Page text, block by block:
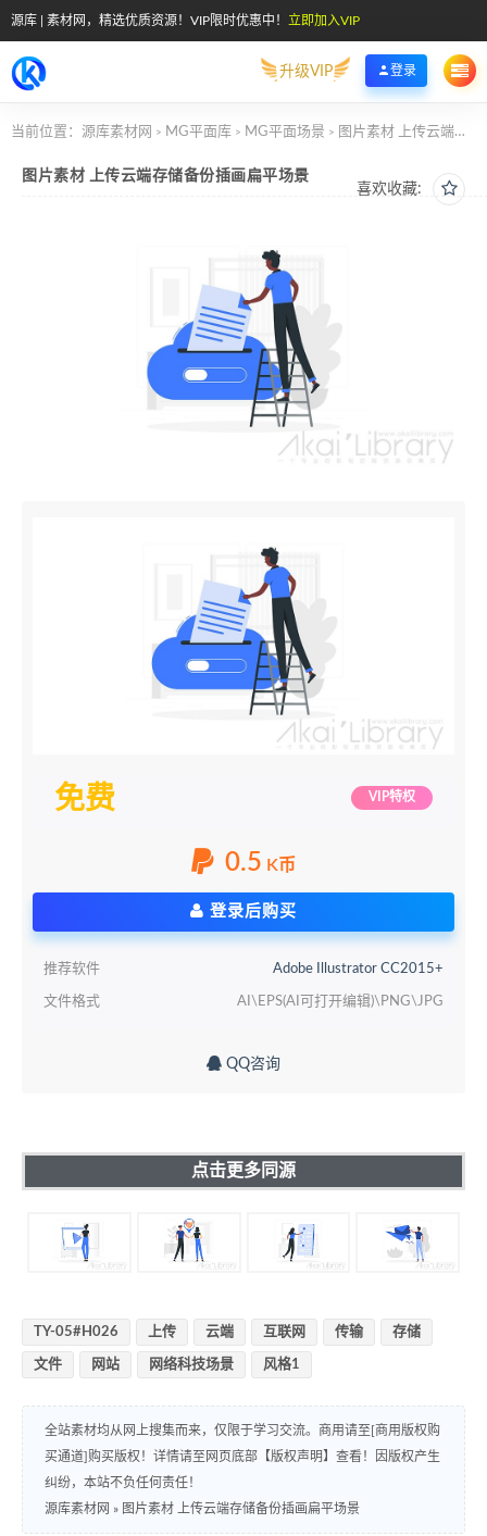
源库 | 素材网，精选优质资源！VIP限时优惠中！ 立即加入VIP
升级VIP 登录
当前位置： 源库素材网 > MG平面库 > MG平面场景 > 图片素材 上传云端存储备份插画扁平场景
喜欢收藏:
图片素材 上传云端存储备份插画扁平场景
免费 VIP特权
0.5 K币
登录后购买
推荐软件 Adobe Illustrator CC2015+
文件格式 AI\EPS(AI可打开编辑)\PNG\JPG
QQ咨询
点击更多同源
TY-05#H026 上传 云端 互联网 传输 存储
文件 网站 网络科技场景 风格1
全站素材均从网上搜集而来，仅限于学习交流。商用请至[商用版权购
买通道]购买版权！详情请至网页底部【版权声明】查看！因版权产生
纠纷，本站不负任何责任！
源库素材网 » 图片素材 上传云端存储备份插画扁平场景